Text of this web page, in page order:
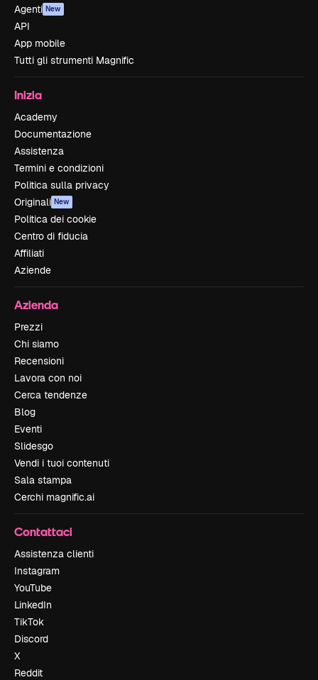
Agenti New
API
App mobile
Tutti gli strumenti Magnific
Inizia
Academy
Documentazione
Assistenza
Termini e condizioni
Politica sulla privacy
Originali New
Politica dei cookie
Centro di fiducia
Affiliati
Aziende
Azienda
Prezzi
Chi siamo
Recensioni
Lavora con noi
Cerca tendenze
Blog
Eventi
Slidesgo
Vendi i tuoi contenuti
Sala stampa
Cerchi magnific.ai
Contattaci
Assistenza clienti
Instagram
YouTube
LinkedIn
TikTok
Discord
X
Reddit